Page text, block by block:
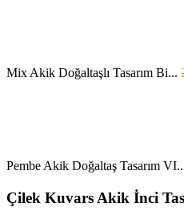
Mix Akik Doğaltaşlı Tasarım Bi...
Pembe Akik Doğaltaş Tasarım
Çilek Kuvars Akik İnci